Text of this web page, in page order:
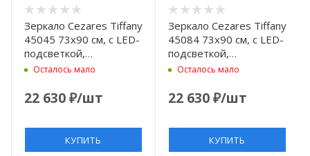
Зеркало Cezares Tiffany
45045 73x90 см, с LED-
подсветкой,
антизапотеванием, Blu
Осталось мало
22 630₽/шт
КУПИТЬ
Зеркало Cezares Tiffany
45084 73x90 см, с LED-
подсветкой,
антизапотеванием,
Осталось мало
22 630₽/шт
КУПИТЬ